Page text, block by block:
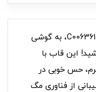
با قاب سیلیکون مگ سیف مدل C006361، به گوشی
این قاب با
حس خوبی در
از فناوری مگ